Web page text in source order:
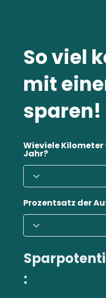
So viel
mit
sparen!
Wieviele Kilometer
Jahr?
Prozentsatz der
: